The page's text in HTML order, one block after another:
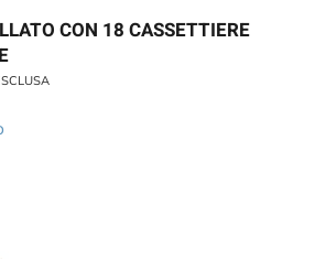
CON 18 CASSETTIERE